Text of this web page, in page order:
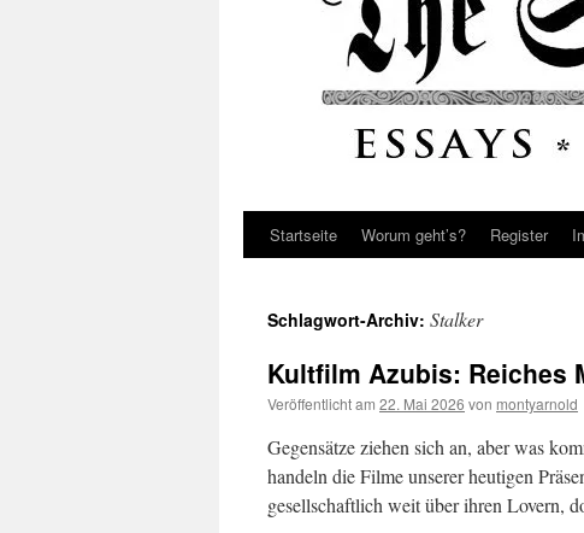
Startseite Worum geht’s? Register
Schlagwort-Archiv: Stalker
Kultfilm Azubis: Reiches
Veröffentlicht am 22. Mai 2026 von montyarnold
Gegensätze ziehen sich an, aber was
handeln die Filme unserer heutigen
gesellschaftlich weit über ihren Lovern,